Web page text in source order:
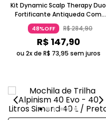
Kit Dynamic Scalp Therapy Duo
Fortificante Antiqueda Com
Queratina Lowell
48%OFF R$284,90
R$ 147,90
ou 2x de R$ 73,95 sem juros